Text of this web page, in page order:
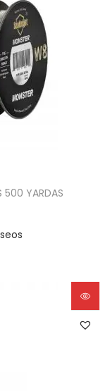
500 YARDAS